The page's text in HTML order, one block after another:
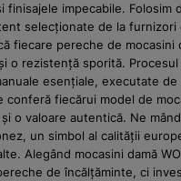
finisajele impecabile. Folosim
selecționate de la furnizori
fiecare pereche de mocasini
o rezistență sporită.
esențiale, executate de
conferă fiecărui model de
o valoare autentică. Ne
un simbol al calității
Alegând mocasini damă
de încălțăminte, ci